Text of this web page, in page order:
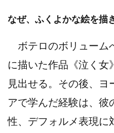
なぜ、ふくよかな絵を描
ボテロのボリューム
に描いた作品《泣く
見出せる。その後、ヨ
アで学んだ経験は、彼
性、デフォルメ表現に